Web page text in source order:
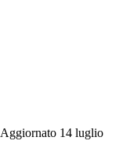
Aggiornato 14 luglio